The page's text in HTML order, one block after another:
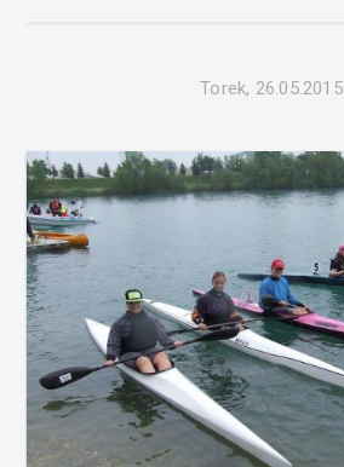
Torek, 26.05.2015